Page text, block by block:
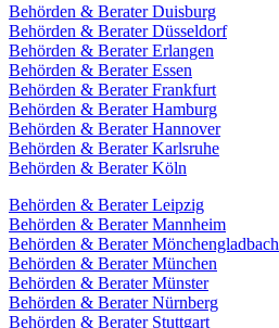
Behörden & Berater Duisburg
Behörden & Berater Düsseldorf
Behörden & Berater Erlangen
Behörden & Berater Essen
Behörden & Berater Frankfurt
Behörden & Berater Hamburg
Behörden & Berater Hannover
Behörden & Berater Karlsruhe
Behörden & Berater Köln
Behörden & Berater Leipzig
Behörden & Berater Mannheim
Behörden & Berater Mönchengladbach
Behörden & Berater München
Behörden & Berater Münster
Behörden & Berater Nürnberg
Behörden & Berater Stuttgart